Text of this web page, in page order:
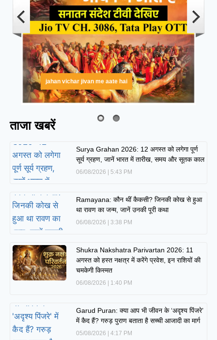
jahan vichar jivan me aate hai
ताजा खबरें
Surya Grahan 2026: 12 अगस्त को लगेगा पूर्ण
सूर्य ग्रहण, जानें भारत में तारीख, समय और सूतक काल
06/08/2026 5:43 PM
Ramayana: कौन थीं कैकसी? जिनकी कोख से हुआ
था रावण का जन्म, जानें उनकी पूरी कथा
06/08/2026 3:38 PM
Shukra Nakshatra Parivartan 2026: 11
अगस्त को हस्त नक्षत्र में करेंगे प्रवेश, इन राशियों की
चमकेगी किस्मत
06/08/2026 1:40 PM
Garud Puran: क्या आप भी जीवन के ‘अदृश्य पिंजरे’
में कैद हैं? गरुड़ पुराण बताता है सच्ची आजादी का मार्ग
05/08/2026 4:17 PM